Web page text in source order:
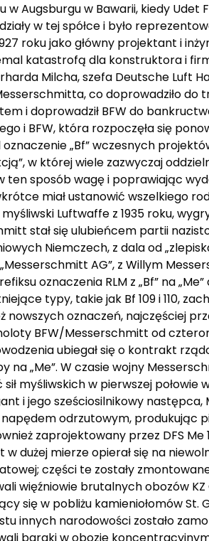
Augsburgu w Bawarii, kiedy Udet
w tej spółce i było
roku jako główny projektant i
katastrofą dla konstruktora i
Milcha, szefa Deutsche Luft
co doprowadziło do
i doprowadził BFW do
i BFW, która rozpoczęła się
„Bf” wczesnych
w której wiele zazwyczaj
sposób wagę i poprawiając
miał ustanowić wszelkiego
Luftwaffe z 1935 roku,
stał się ulubieńcem partii
Niemczech, z dala od
AG”, z Willym
oznaczenia RLM z „Bf” na
typy, takie jak Bf 109 i 110,
oznaczeń, najczęściej
BFW/Messerschmitt od
ubiegał się o kontrakt
na „Me”. W czasie wojny
myśliwskich w pierwszej połowie
i jego sześciosilnikowy następca,
odrzutowym, produkując
zaprojektowany przez DFS Me
dużej mierze opierał się na
części te zostały
więźniowie brutalnych obozów KZ
się w pobliżu kamieniołomów St.
innych narodowości zostało